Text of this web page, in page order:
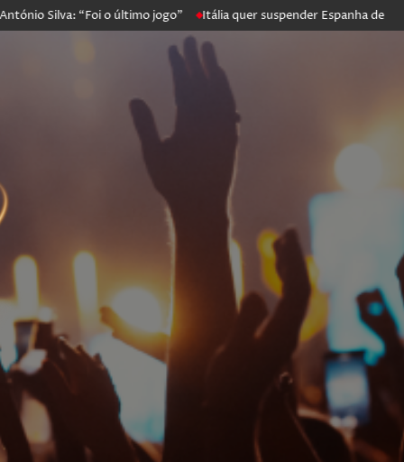
“Foi o último jogo” Itália quer suspender Espanha de